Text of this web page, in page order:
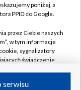
poniżej, a
PPID do Google.
przez Ciebie naszych
w tym informacje
sygnalizatory
świadczenie
serwisu